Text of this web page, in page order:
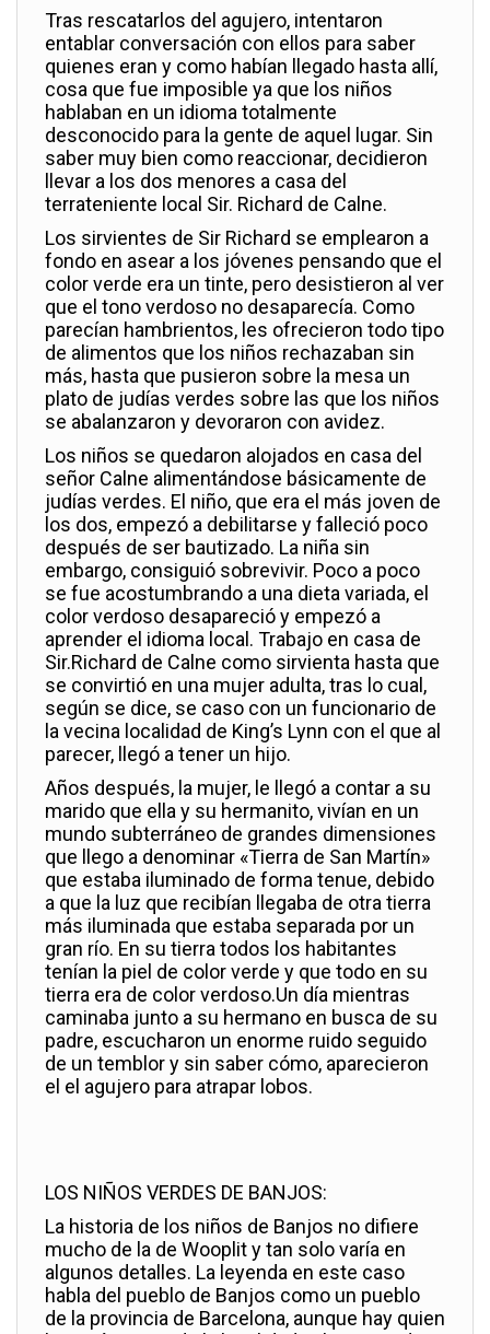
Tras rescatarlos del agujero, intentaron
entablar conversación con ellos para saber
quienes eran y como habían llegado hasta allí,
cosa que fue imposible ya que los niños
hablaban en un idioma totalmente
desconocido para la gente de aquel lugar. Sin
saber muy bien como reaccionar, decidieron
llevar a los dos menores a casa del
terrateniente local Sir. Richard de Calne.
Los sirvientes de Sir Richard se emplearon a
fondo en asear a los jóvenes pensando que el
color verde era un tinte, pero desistieron al ver
que el tono verdoso no desaparecía. Como
parecían hambrientos, les ofrecieron todo tipo
de alimentos que los niños rechazaban sin
más, hasta que pusieron sobre la mesa un
plato de judías verdes sobre las que los niños
se abalanzaron y devoraron con avidez.
Los niños se quedaron alojados en casa del
señor Calne alimentándose básicamente de
judías verdes. El niño, que era el más joven de
los dos, empezó a debilitarse y falleció poco
después de ser bautizado. La niña sin
embargo, consiguió sobrevivir. Poco a poco
se fue acostumbrando a una dieta variada, el
color verdoso desapareció y empezó a
aprender el idioma local. Trabajo en casa de
Sir.Richard de Calne como sirvienta hasta que
se convirtió en una mujer adulta, tras lo cual,
según se dice, se caso con un funcionario de
la vecina localidad de King’s Lynn con el que al
parecer, llegó a tener un hijo.
Años después, la mujer, le llegó a contar a su
marido que ella y su hermanito, vivían en un
mundo subterráneo de grandes dimensiones
que llego a denominar «Tierra de San Martín»
que estaba iluminado de forma tenue, debido
a que la luz que recibían llegaba de otra tierra
más iluminada que estaba separada por un
gran río. En su tierra todos los habitantes
tenían la piel de color verde y que todo en su
tierra era de color verdoso.Un día mientras
caminaba junto a su hermano en busca de su
padre, escucharon un enorme ruido seguido
de un temblor y sin saber cómo, aparecieron
el el agujero para atrapar lobos.
LOS NIÑOS VERDES DE BANJOS:
La historia de los niños de Banjos no difiere
mucho de la de Wooplit y tan solo varía en
algunos detalles. La leyenda en este caso
habla del pueblo de Banjos como un pueblo
de la provincia de Barcelona, aunque hay quien